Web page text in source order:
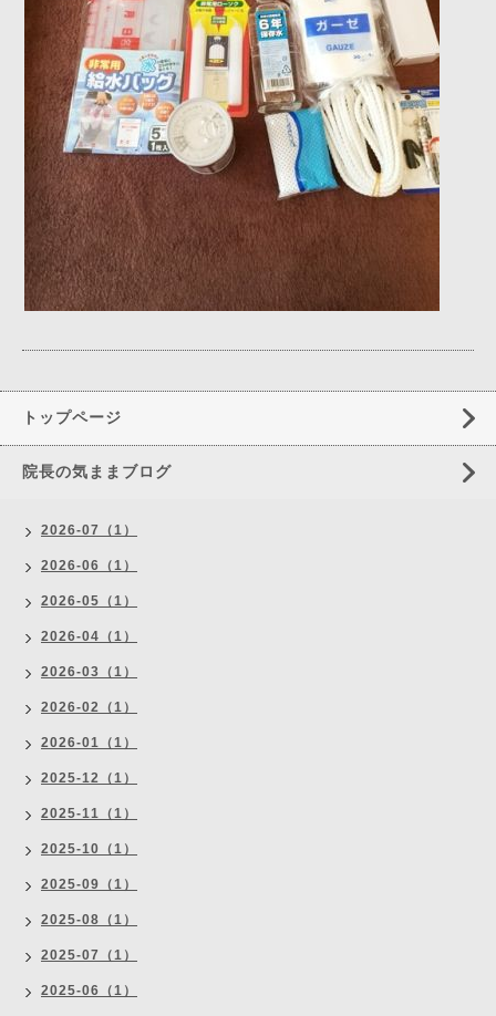
トップページ
院長の気ままブログ
2026-07（1）
2026-06（1）
2026-05（1）
2026-04（1）
2026-03（1）
2026-02（1）
2026-01（1）
2025-12（1）
2025-11（1）
2025-10（1）
2025-09（1）
2025-08（1）
2025-07（1）
2025-06（1）